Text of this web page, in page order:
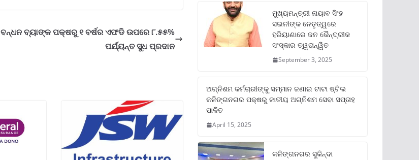
ବନ୍ଧନ ବ୍ୟାଙ୍କ ପକ୍ଷରୁ ୧ ବର୍ଷର ଏଫଡି ଉପରେ ୮.୫୫%
ପର୍ଯ୍ୟନ୍ତ ସୁଧ ପ୍ରଦାନ
ମୁଖ୍ୟମନ୍ତ୍ରୀ ନାୟାବ ସିଂହ
ସଇନୀଙ୍କ ନେତୃତ୍ୱରେ
ହରିୟାଣାରେ ଜନ କୈନ୍ଦ୍ରୀକ
ସଂସ୍କାର ତ୍ୱରାନ୍ୱିତ
September 3, 2025
ଅଗ୍ନିଶମ କର୍ମଚାରୀଙ୍କୁ ସମ୍ମାନ ଜଣାଇ ଟାଟା ଷ୍ଟିଲ
କଳିଙ୍ଗନଗର ପକ୍ଷରୁ ଜାତୀୟ ଅଗ୍ନିଶମ ସେବା ସପ୍ତାହ
ପାଳିତ
April 15, 2025
କଳିଙ୍ଗନଗର ସୁକିନ୍ଦା